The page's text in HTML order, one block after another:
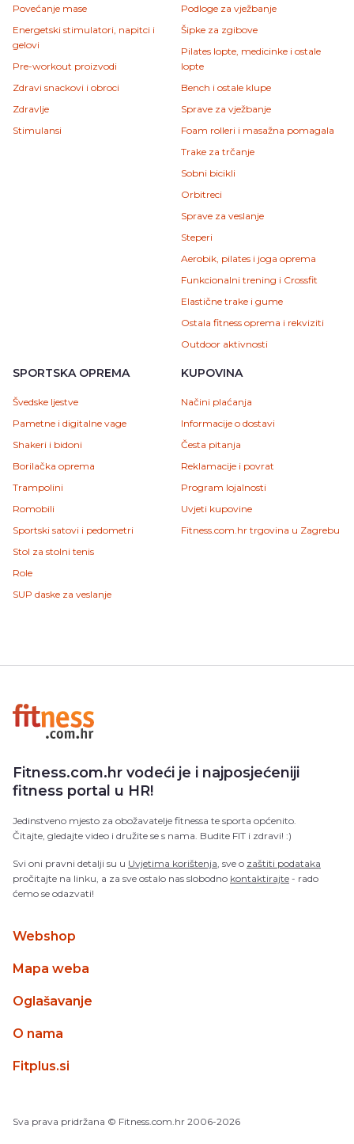
Povećanje mase
Energetski stimulatori, napitci i
gelovi
Pre-workout proizvodi
Zdravi snackovi i obroci
Zdravlje
Stimulansi
Podloge za vježbanje
Šipke za zgibove
Pilates lopte, medicinke i ostale
lopte
Bench i ostale klupe
Sprave za vježbanje
Foam rolleri i masažna pomagala
Trake za trčanje
Sobni bicikli
Orbitreci
Sprave za veslanje
Steperi
Aerobik, pilates i joga oprema
Funkcionalni trening i Crossfit
Elastične trake i gume
Ostala fitness oprema i rekviziti
Outdoor aktivnosti
SPORTSKA OPREMA
Švedske ljestve
Pametne i digitalne vage
Shakeri i bidoni
Borilačka oprema
Trampolini
Romobili
Sportski satovi i pedometri
Stol za stolni tenis
Role
SUP daske za veslanje
KUPOVINA
Načini plaćanja
Informacije o dostavi
Česta pitanja
Reklamacije i povrat
Program lojalnosti
Uvjeti kupovine
Fitness.com.hr trgovina u Zagrebu
Fitness.com.hr vodeći je i najposjećeniji
fitness portal u HR!
Jedinstveno mjesto za obožavatelje fitnessa te sporta općenito.
Čitajte, gledajte video i družite se s nama. Budite FIT i zdravi! :)
Svi oni pravni detalji su u Uvjetima korištenja , sve o zaštiti podataka
pročitajte na linku, a za sve ostalo nas slobodno kontaktirajte - rado
ćemo se odazvati!
Webshop
Mapa weba
Oglašavanje
O nama
Fitplus.si
Sva prava pridržana © Fitness.com.hr 2006-2026